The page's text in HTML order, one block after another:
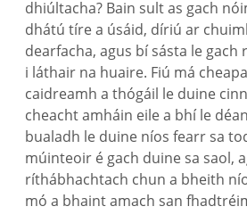
dhiúltacha? Bain sult as gach
dhátú tíre a úsáid, díriú ar
dearfacha, agus bí sásta le
i láthair na huaire. Fiú má
caidreamh a thógáil le duine
cheacht amháin eile a bhí le
bualadh le duine níos fearr sa
múinteoir é gach duine sa saol,
ríthábhachtach chun a bheith
mó a bhaint amach san